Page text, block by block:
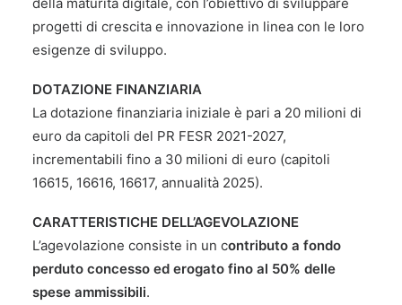
progetti di crescita e innovazione in linea con le loro
esigenze di sviluppo.
DOTAZIONE FINANZIARIA
La dotazione finanziaria iniziale è pari a 20 milioni di
euro da capitoli del PR FESR 2021-2027,
incrementabili fino a 30 milioni di euro (capitoli
16615, 16616, 16617, annualità 2025).
CARATTERISTICHE DELL’AGEVOLAZIONE
L’agevolazione consiste in un contributo a fondo
perduto concesso ed erogato fino al 50% delle
spese ammissibili.